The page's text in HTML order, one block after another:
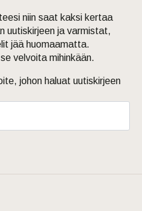
niin saat kaksi kertaa
uutiskirjeen ja varmistat,
jää huomaamatta.
velvoita mihinkään.
johon haluat uutiskirjeen